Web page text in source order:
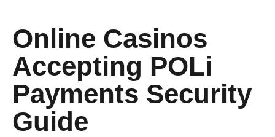
Online Casinos
Accepting POLi
Payments Security
Guide